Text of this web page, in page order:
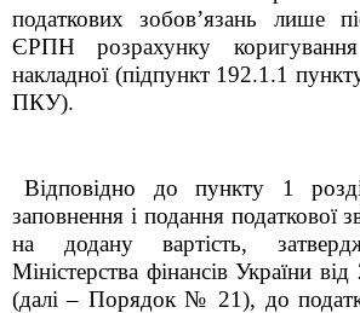
податкових зобов’язань лише
ЄРПН розрахунку
накладної (підпункт 192.1.1
ПКУ).
Відповідно до пункту 1
заповнення і подання податкової
на додану вартість,
Міністерства фінансів України
(далі – Порядок № 21), до